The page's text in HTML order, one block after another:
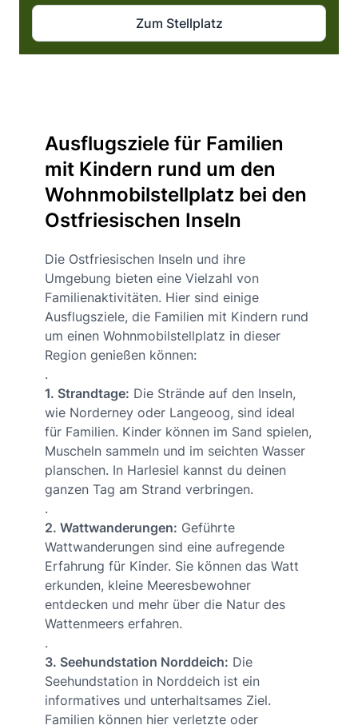
Zum Stellplatz
Ausflugsziele für Familien
mit Kindern rund um den
Wohnmobilstellplatz bei den
Ostfriesischen Inseln
Die Ostfriesischen Inseln und ihre
Umgebung bieten eine Vielzahl von
Familienaktivitäten. Hier sind einige
Ausflugsziele, die Familien mit Kindern rund
um einen Wohnmobilstellplatz in dieser
Region genießen können:
.
1. Strandtage: Die Strände auf den Inseln,
wie Norderney oder Langeoog, sind ideal
für Familien. Kinder können im Sand spielen,
Muscheln sammeln und im seichten Wasser
planschen. In Harlesiel kannst du deinen
ganzen Tag am Strand verbringen.
.
2. Wattwanderungen: Geführte
Wattwanderungen sind eine aufregende
Erfahrung für Kinder. Sie können das Watt
erkunden, kleine Meeresbewohner
entdecken und mehr über die Natur des
Wattenmeers erfahren.
.
3. Seehundstation Norddeich: Die
Seehundstation in Norddeich ist ein
informatives und unterhaltsames Ziel.
Familien können hier verletzte oder